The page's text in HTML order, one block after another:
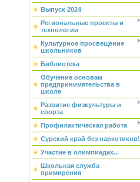
Выпуск 2024
Региональные проекты и
технологии
Культурное просвещение
школьников
Библиотека
Обучение основам
предпринимательства в
школе
Развитие физкультуры и
спорта
Профилактическая работа
Сурский край без наркотиков!
Участие в олимпиадах...
Школьная служба
примирения